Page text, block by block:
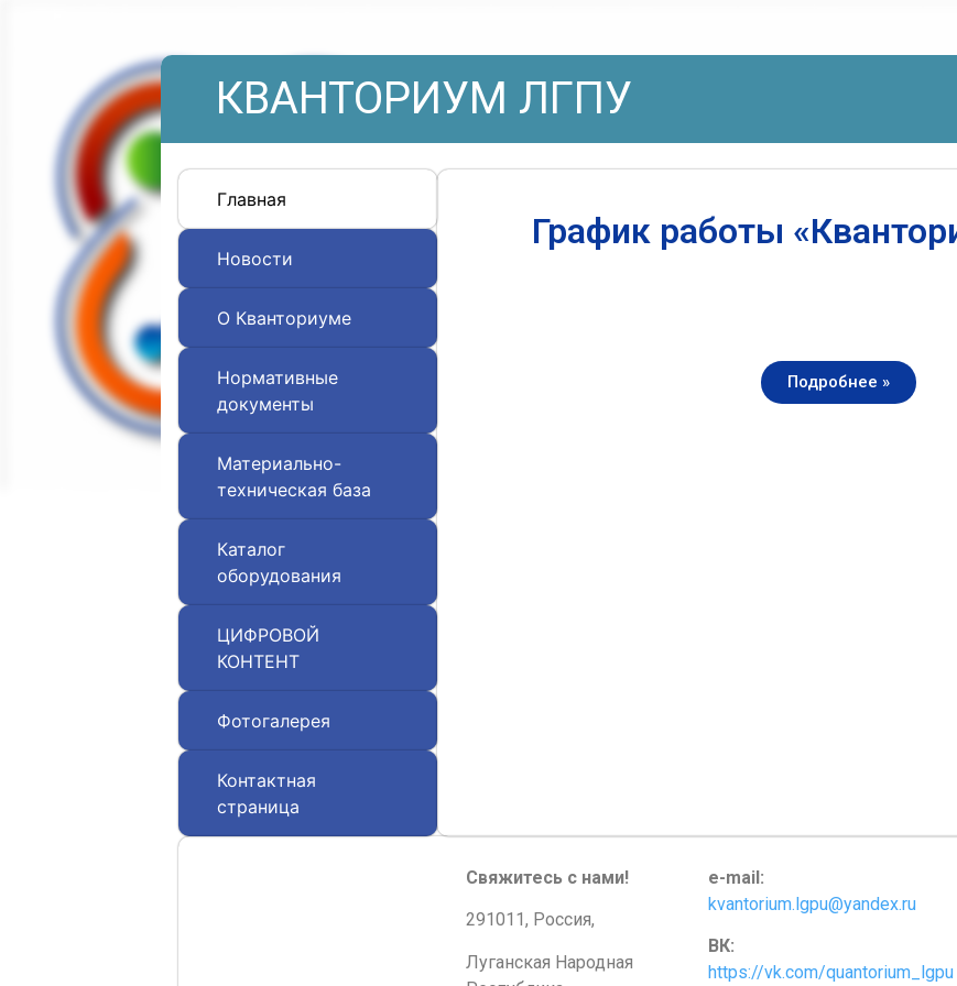
КВАНТОРИУМ ЛГПУ
Главная
Новости
О Кванториуме
Нормативные
документы
Материально-
техническая база
Каталог
оборудования
ЦИФРОВОЙ
КОНТЕНТ
Фотогалерея
Контактная
страница
График работы
Подробнее »
Свяжитесь с нами!
291011, Россия,
Луганская Народная
e-mail:
kvantorium.lgpu@yandex.ru
ВК:
https://vk.com/quantorium_lgpu